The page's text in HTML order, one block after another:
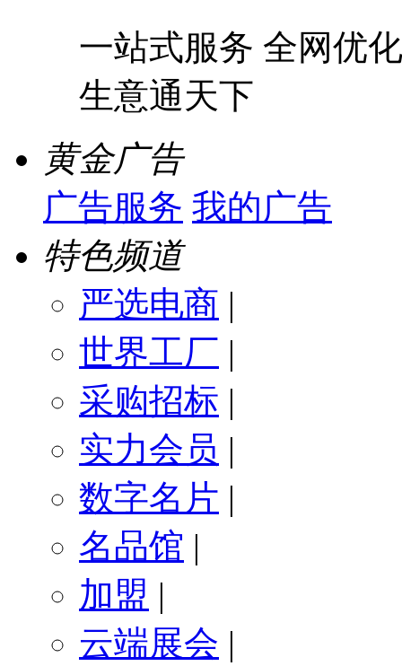
一站式服务 全网优
生意通天下
黄金广告
广告服务 我的广告
特色频道
严选电商 |
世界工厂 |
采购招标 |
实力会员 |
数字名片 |
名品馆 |
加盟 |
云端展会 |